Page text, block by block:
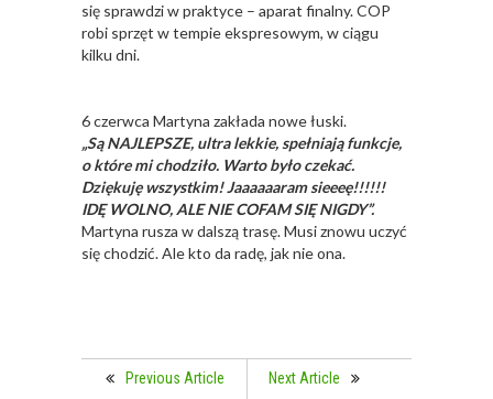
się sprawdzi w praktyce – aparat finalny. COP
robi sprzęt w tempie ekspresowym, w ciągu
kilku dni.
6 czerwca Martyna zakłada nowe łuski.
„Są NAJLEPSZE, ultra lekkie, spełniają funkcje,
o które mi chodziło. Warto było czekać.
Dziękuję wszystkim! Jaaaaaaram sieeeę!!!!!!
IDĘ WOLNO, ALE NIE COFAM SIĘ NIGDY”.
Martyna rusza w dalszą trasę. Musi znowu uczyć
się chodzić. Ale kto da radę, jak nie ona.
Previous Article Next Article